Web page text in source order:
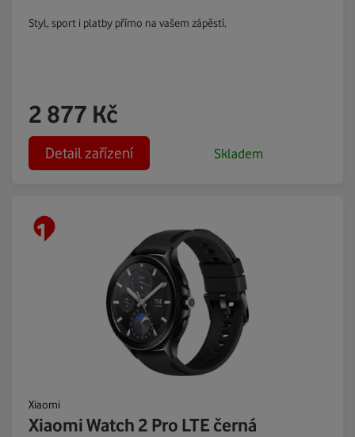
Styl, sport i platby přímo na vašem zápěstí.
2 877 Kč
Detail zařízení Skladem
Xiaomi
Xiaomi Watch 2 Pro LTE černá